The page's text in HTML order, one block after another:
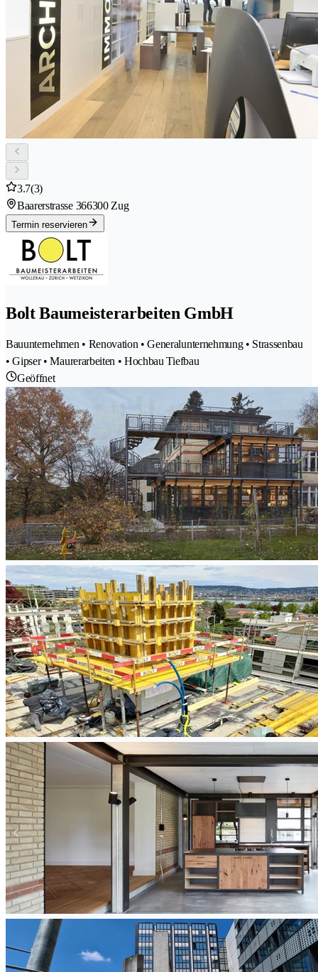
3.7(3)
Baarerstrasse 366300 Zug
Termin reservieren
Bolt Baumeisterarbeiten GmbH
Bauunternehmen • Renovation • Generalunternehmung • Strassenbau
• Gipser • Maurerarbeiten • Hochbau Tiefbau
Geöffnet